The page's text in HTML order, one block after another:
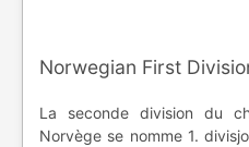
Norwegian First
La seconde division du
Norvège se nomme 1.